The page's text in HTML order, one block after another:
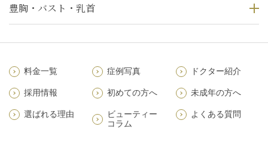
豊胸・バスト・乳首
料金一覧 症例写真 ドクター紹介
採用情報 初めての方へ 未成年の方へ
選ばれる理由
ビューティー
コラム
よくある質問